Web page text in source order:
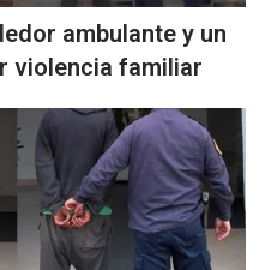
ambulante y un
violencia familiar